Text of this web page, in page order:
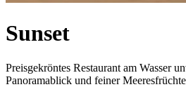
Sunset
Preisgekröntes Restaurant am Wasser
Panoramablick und feiner